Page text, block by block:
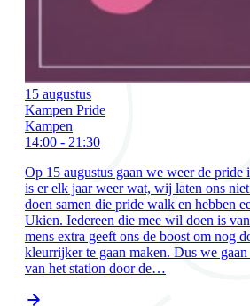
15 augustus
Kampen Pride
Kampen
14:00 - 21:30
Op 15 augustus gaan we weer de
is er elk jaar weer wat, wij laten ons
doen samen die pride walk en hebben
Ukien. Iedereen die mee wil doen is
mens extra geeft ons de boost om nog
kleurrijker te gaan maken. Dus we
van het station door de…